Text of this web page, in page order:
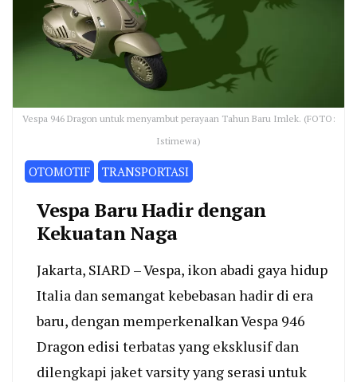
Vespa 946 Dragon untuk menyambut perayaan Tahun Baru Imlek. (FOTO:
Istimewa)
OTOMOTIF TRANSPORTASI
Vespa Baru Hadir dengan
Kekuatan Naga
Jakarta, SIARD – Vespa, ikon abadi gaya hidup
Italia dan semangat kebebasan hadir di era
baru, dengan memperkenalkan Vespa 946
Dragon edisi terbatas yang eksklusif dan
dilengkapi jaket varsity yang serasi untuk